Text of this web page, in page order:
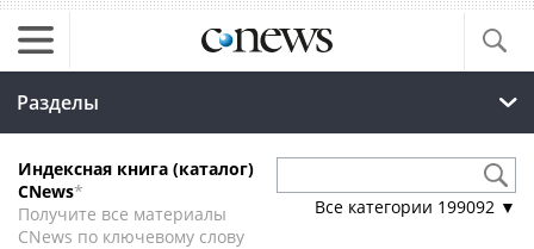
Разделы
Индексная книга (каталог)
CNews*
Получите все материалы
CNews по ключевому слову
Все категории 199092 ▼